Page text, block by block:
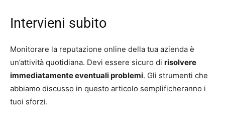
Intervieni subito
Monitorare la reputazione online della tua azienda è
un’attività quotidiana. Devi essere sicuro di risolvere
immediatamente eventuali problemi. Gli strumenti che
abbiamo discusso in questo articolo semplificheranno i
tuoi sforzi.